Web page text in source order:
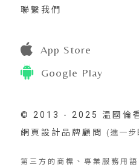
聯繫我們
App Store
Google Play
© 2013 - 2025 温國倫
網頁設計品牌顧問
(進一步
第三方的商標、專業服務用